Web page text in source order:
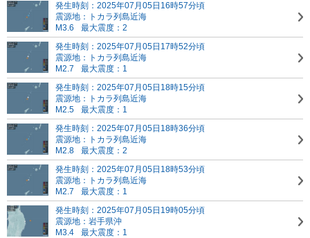
発生時刻：2025年07月05日16時57分頃
震源地：トカラ列島近海
M3.6
最大震度：2
発生時刻：2025年07月05日17時52分頃
震源地：トカラ列島近海
M2.7
最大震度：1
発生時刻：2025年07月05日18時15分頃
震源地：トカラ列島近海
M2.5
最大震度：1
発生時刻：2025年07月05日18時36分頃
震源地：トカラ列島近海
M2.8
最大震度：2
発生時刻：2025年07月05日18時53分頃
震源地：トカラ列島近海
M2.7
最大震度：1
発生時刻：2025年07月05日19時05分頃
震源地：岩手県沖
M3.4
最大震度：1